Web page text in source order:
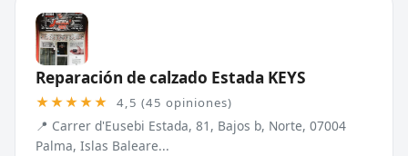
Reparación de calzado Estada KEYS
★★★★★ 4,5 (45 opiniones)
📍 Carrer d'Eusebi Estada, 81, Bajos b, Norte, 07004
Palma, Islas Baleare...